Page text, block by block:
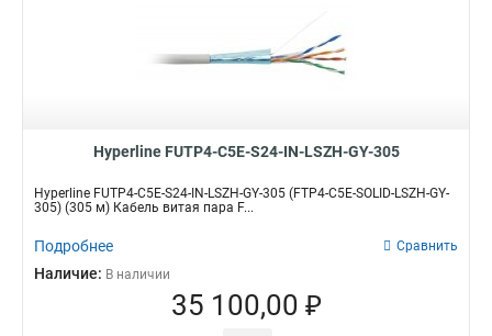
Hyperline FUTP4-C5E-S24-IN-LSZH-GY-305
Hyperline FUTP4-C5E-S24-IN-LSZH-GY-305 (FTP4-C5E-SOLID-LSZH-GY-
305) (305 м) Кабель витая пара F...
Подробнее Сравнить
Наличие: В наличии
35 100,00 ₽